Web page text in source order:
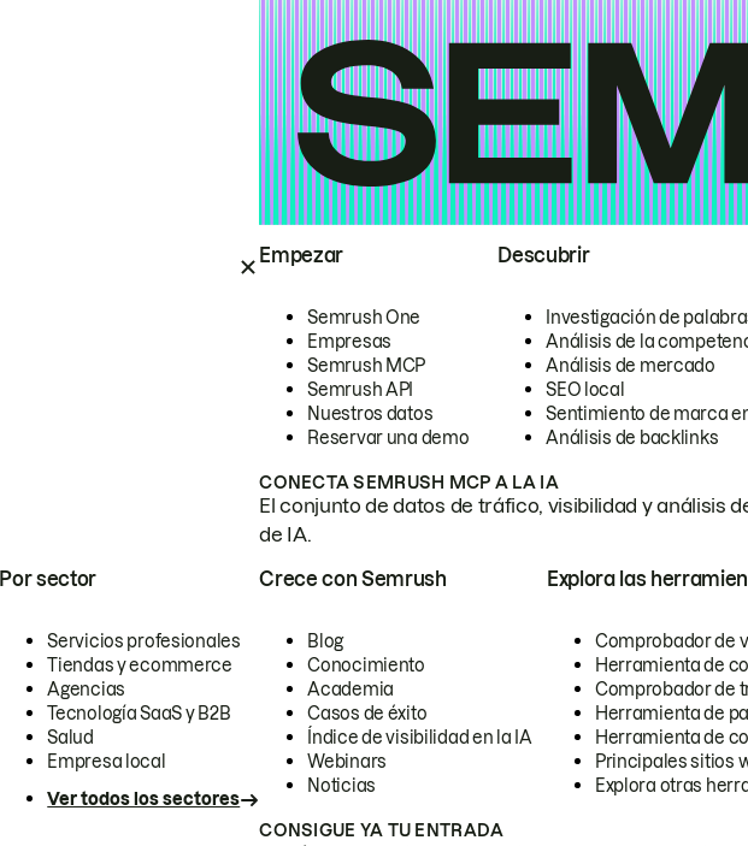
Empezar
Semrush One
Empresas
Semrush MCP
Semrush API
Nuestros datos
Reservar una demo
Descubrir
Investigación de
Análisis de la
Análisis de mercado
SEO local
Sentimiento de marca
Análisis de backlinks
CONECTA SEMRUSH MCP A LA IA
El conjunto de datos de tráfico, visibilidad y análisis
de IA.
Por sector
Servicios profesionales
Tiendas y ecommerce
Agencias
Tecnología SaaS y B2B
Salud
Empresa local
Ver todos los sectores
Crece con Semrush
Blog
Conocimiento
Academia
Casos de éxito
Índice de visibilidad en la IA
Webinars
Noticias
Explora las
Comprobador de
Herramienta de
Comprobador de
Herramienta de
Herramienta de
Principales sitios
Explora otras
CONSIGUE YA TU ENTRADA